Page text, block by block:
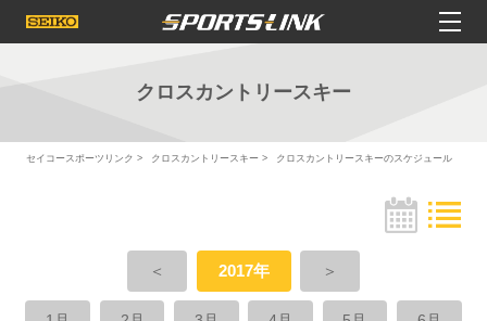
クロスカントリースキー
セイコースポーツリンク クロスカントリースキー クロスカントリースキーのスケジュール
＜ 2017年 ＞